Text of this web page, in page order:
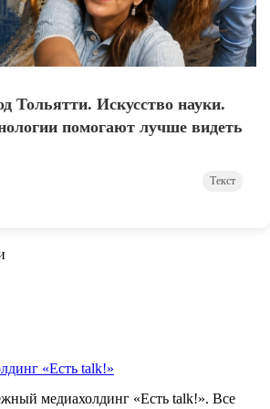
Тольятти. Искусство науки.
помогают лучше видеть
Текст
«Есть talk!»
медиахолдинг «Есть talk!». Все